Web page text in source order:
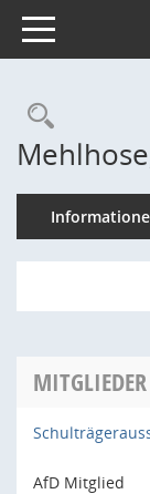
Toggle navigation
MITGLIEDER
AfD Mitglied